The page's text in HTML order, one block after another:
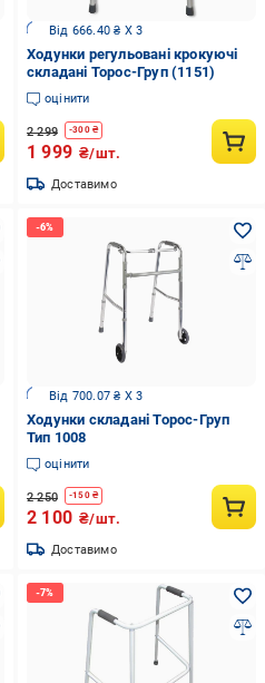
Від 666.40 ₴ X 3
Ходунки регульовані крокуючі
складані Торос-Груп (1151)
оцінити
2 299 -300₴
1 999 ₴/шт.
Доставимо
Від 700.07 ₴ X 3
Ходунки складані Торос-Груп
Тип 1008
оцінити
2 250 -150₴
2 100 ₴/шт.
Доставимо